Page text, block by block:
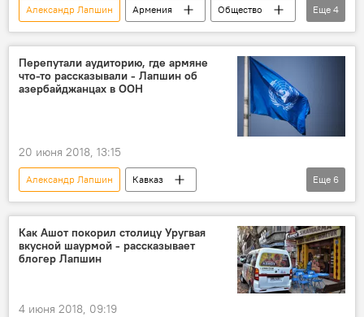
Александр Лапшин Армения
Общество
В мире
Израиль
Новости Армения
Еще 4
Перепутали аудиторию, где армяне
что-то рассказывали - Лапшин об
азербайджанцах в ООН
20 июня 2018, 13:15
Александр Лапшин
Кавказ
Нагорный Карабах
Армения
В мире
блогер
секрет
Еще 6
Как Ашот покорил столицу Уругвая
вкусной шаурмой - рассказывает
блогер Лапшин
4 июня 2018, 09:19